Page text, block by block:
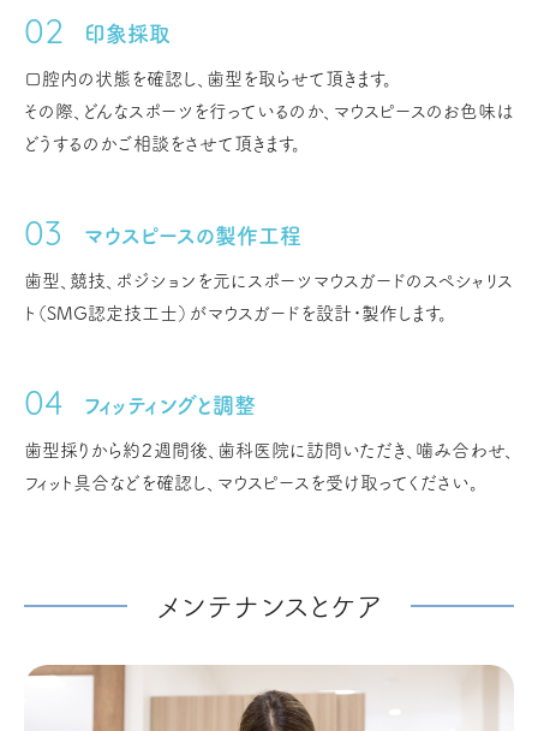
印象採取
口腔内の状態を確認し、歯型を取らせて頂きます。
その際、どんなスポーツを行っているのか、マウスピースのお色味は
どうするのかご相談をさせて頂きます。
マウスピースの製作工程
歯型、競技、ポジションを元にスポーツマウスガードのスペシャリス
ト（SMG認定技工士）がマウスガードを設計・製作します。
フィッティングと調整
歯型採りから約２週間後、歯科医院に訪問いただき、噛み合わせ、
フィット具合などを確認し、マウスピースを受け取ってください。
メンテナンスとケア